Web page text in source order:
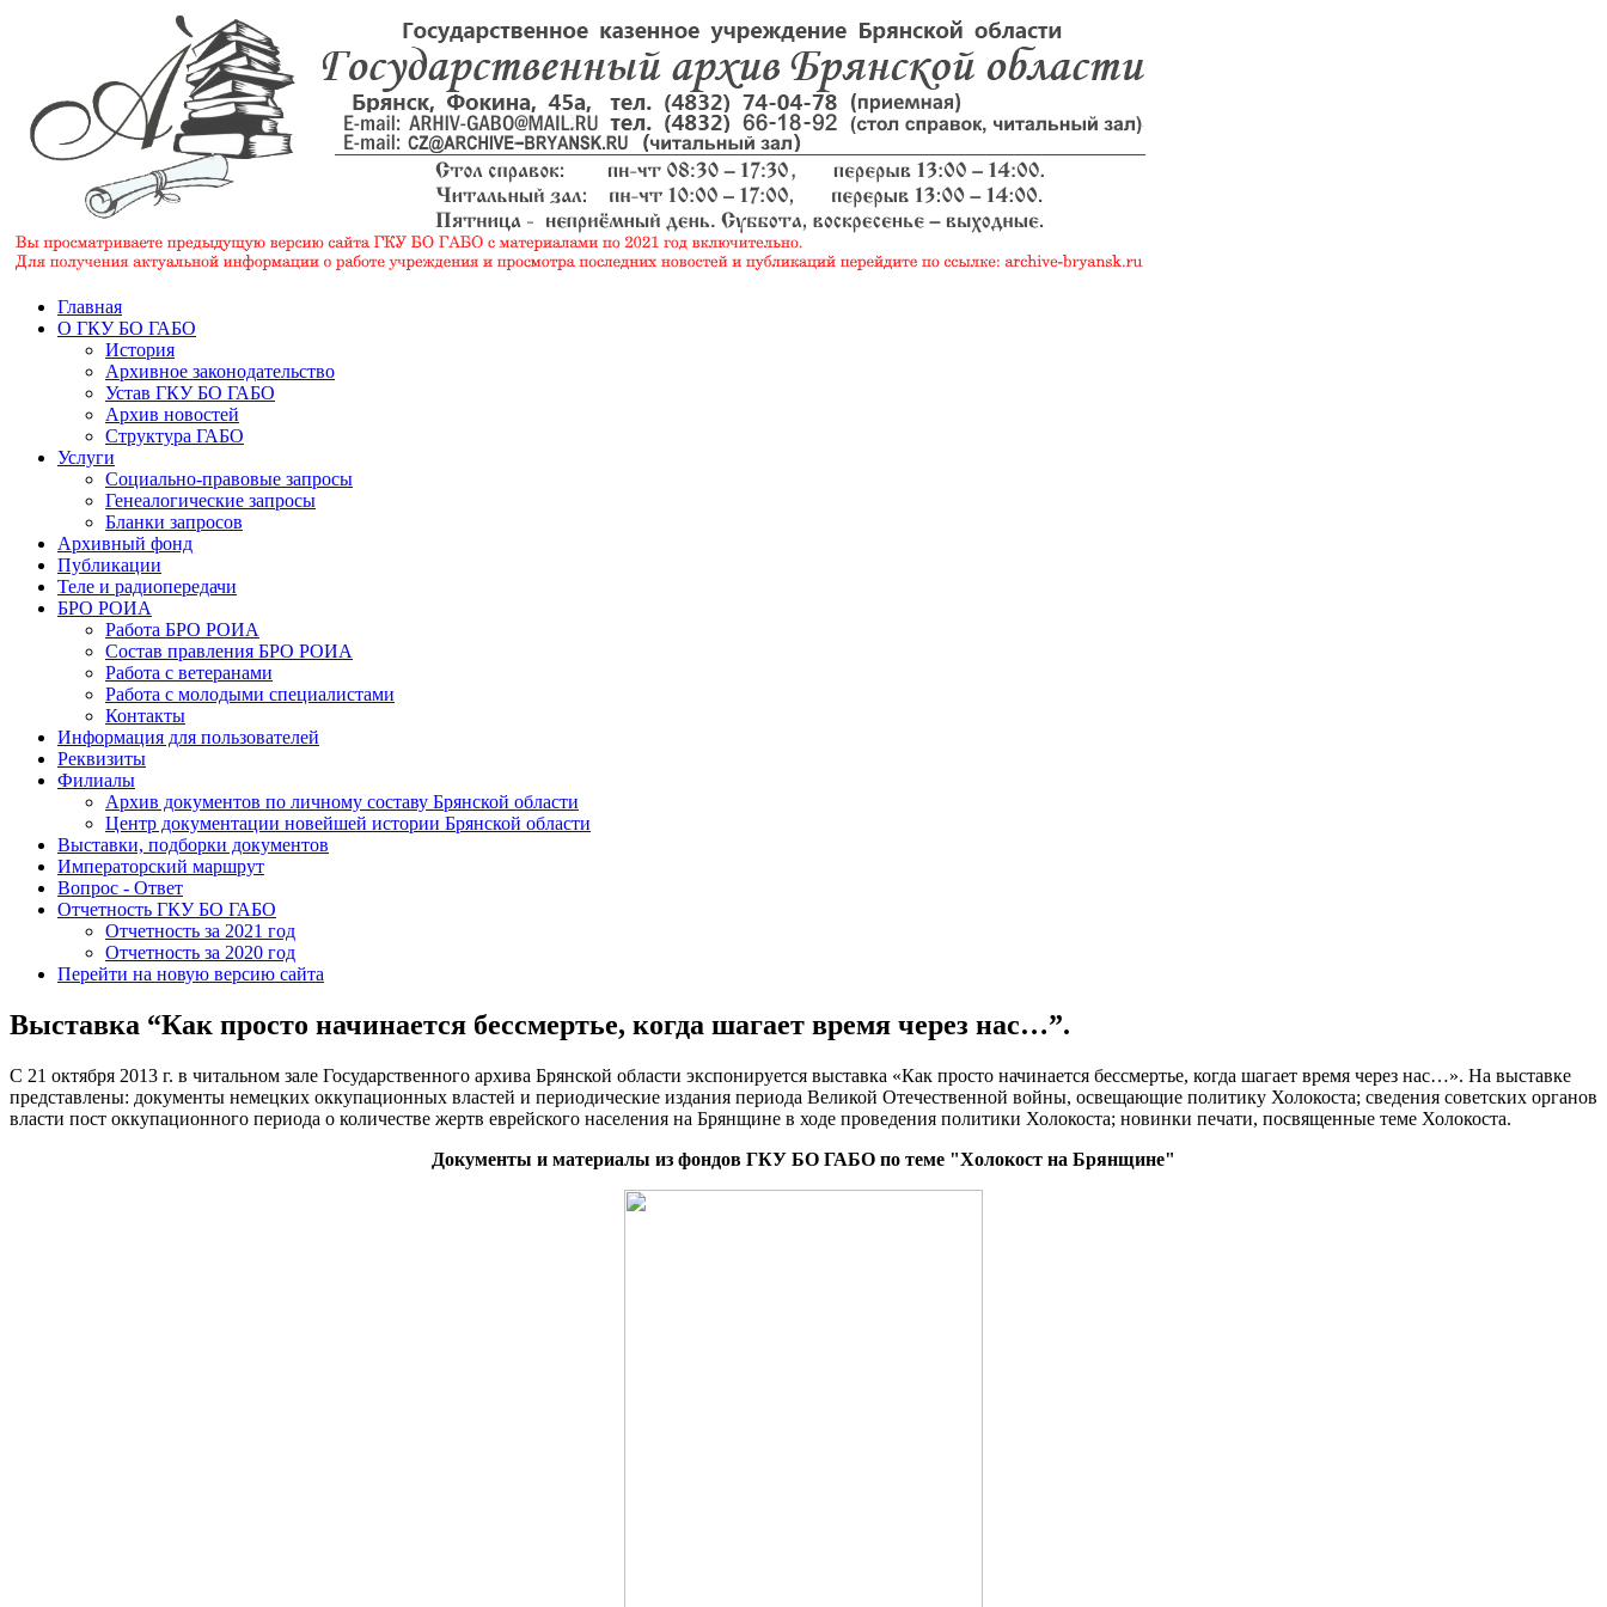
Главная
О ГКУ БО ГАБО
История
Архивное законодательство
Устав ГКУ БО ГАБО
Архив новостей
Структура ГАБО
Услуги
Социально-правовые запросы
Генеалогические запросы
Бланки запросов
Архивный фонд
Публикации
Теле и радиопередачи
БРО РОИА
Работа БРО РОИА
Состав правления БРО РОИА
Работа с ветеранами
Работа с молодыми специалистами
Контакты
Информация для пользователей
Реквизиты
Филиалы
Архив документов по личному составу Брянской области
Центр документации новейшей истории Брянской области
Выставки, подборки документов
Императорский маршрут
Вопрос - Ответ
Отчетность ГКУ БО ГАБО
Отчетность за 2021 год
Отчетность за 2020 год
Перейти на новую версию сайта
Выставка “Как просто начинается бессмертье, когда шагает время через нас…”.
С 21 октября 2013 г. в читальном зале Государственного архива Брянской области экспонируется выставка «Как просто начинается бессмертье, когда шагает время через нас…». На выставке
представлены: документы немецких оккупационных властей и периодические издания периода Великой Отечественной войны, освещающие политику Холокоста; сведения советских органов
власти пост оккупационного периода о количестве жертв еврейского населения на Брянщине в ходе проведения политики Холокоста; новинки печати, посвященные теме Холокоста.
Документы и материалы из фондов ГКУ БО ГАБО по теме "Холокост на Брянщине"